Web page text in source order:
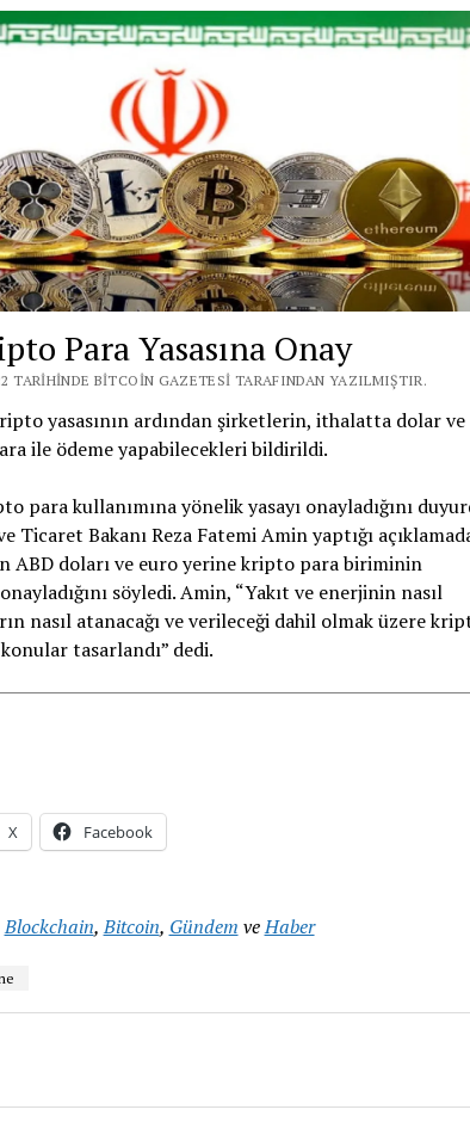
Para Yasasına Onay
TARIHINDE BITCOIN GAZETESI TARAFINDAN YAZILMIŞTIR.
yasasının ardından şirketlerin, ithalatta dolar ve
ile ödeme yapabilecekleri bildirildi.
para kullanımına yönelik yasayı onayladığını
Ticaret Bakanı Reza Fatemi Amin yaptığı
ABD doları ve euro yerine kripto para biriminin
söyledi. Amin, “Yakıt ve enerjinin nasıl
nasıl atanacağı ve verileceği dahil olmak üzere
tasarlandı” dedi.
X Facebook
Blockchain,Bitcoin, Gündem veHaber